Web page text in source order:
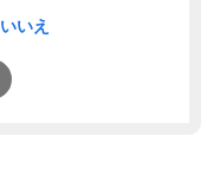
いいえ